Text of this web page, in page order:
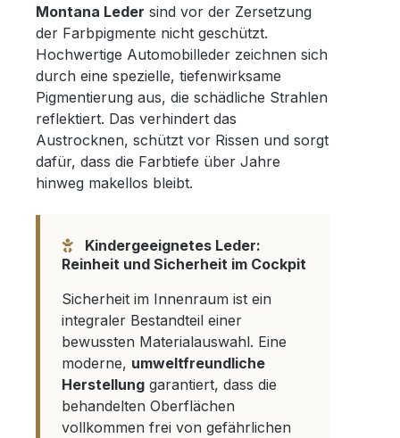
Montana Leder sind vor der Zersetzung
der Farbpigmente nicht geschützt.
Hochwertige Automobilleder zeichnen sich
durch eine spezielle, tiefenwirksame
Pigmentierung aus, die schädliche Strahlen
reflektiert. Das verhindert das
Austrocknen, schützt vor Rissen und sorgt
dafür, dass die Farbtiefe über Jahre
hinweg makellos bleibt.
Kindergeeignetes Leder:
Reinheit und Sicherheit im Cockpit
Sicherheit im Innenraum ist ein
integraler Bestandteil einer
bewussten Materialauswahl. Eine
moderne, umweltfreundliche
Herstellung garantiert, dass die
behandelten Oberflächen
vollkommen frei von gefährlichen